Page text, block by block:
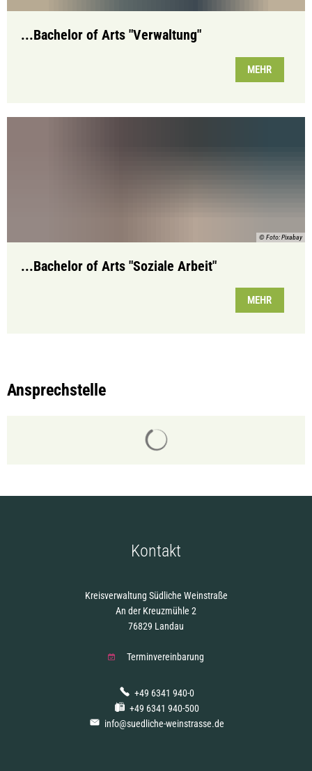
...Bachelor of Arts "Verwaltung"
MEHR
© Foto: Pixabay
...Bachelor of Arts "Soziale Arbeit"
MEHR
Ansprechstelle
Kontakt
Kreisverwaltung Südliche Weinstraße
An der Kreuzmühle 2
76829 Landau
Terminvereinbarung
+49 6341 940-0
+49 6341 940-500
info@suedliche-weinstrasse.de